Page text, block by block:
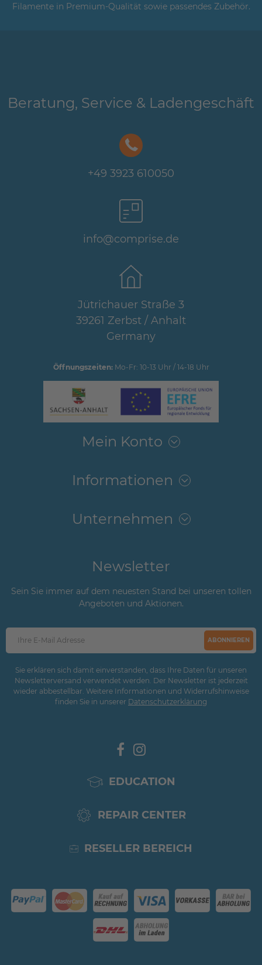
Filamente in Premium-Qualität sowie passendes Zubehör.
Beratung, Service & Ladengeschäft
+49 3923 610050
info@comprise.de
Jütrichauer Straße 3
39261 Zerbst / Anhalt
Germany
Öffnungszeiten:Mo-Fr: 10-13 Uhr / 14-18 Uhr
Mein Konto
Informationen
Unternehmen
Newsletter
Sein Sie immer auf dem neuesten Stand bei unseren tollen
Angeboten und Aktionen.
ABONNIEREN
Sie erklären sich damit einverstanden, dass Ihre Daten für unseren
Newsletterversand verwendet werden. Der Newsletter ist jederzeit
wieder abbestellbar. Weitere Informationen und Widerrufshinweise
finden Sie in unserer Daten­schutz­erklärung
EDUCATION
REPAIR CENTER
RESELLER BEREICH